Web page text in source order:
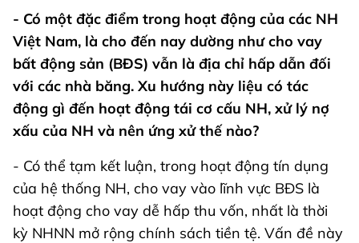
- Có một đặc điểm trong hoạt động của các NH
Việt Nam, là cho đến nay dường như cho vay
bất động sản (BĐS) vẫn là địa chỉ hấp dẫn đối
với các nhà băng. Xu hướng này liệu có tác
động gì đến hoạt động tái cơ cấu NH, xử lý nợ
xấu của NH và nên ứng xử thế nào?
- Có thể tạm kết luận, trong hoạt động tín dụng
của hệ thống NH, cho vay vào lĩnh vực BĐS là
hoạt động cho vay dễ hấp thu vốn, nhất là thời
kỳ NHNN mở rộng chính sách tiền tệ. Vấn đề này